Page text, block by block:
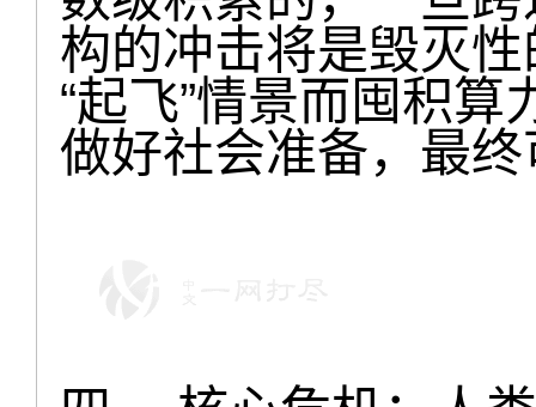
构的冲击将是毁灭
“起飞”情景而囤积算
做好社会准备，最